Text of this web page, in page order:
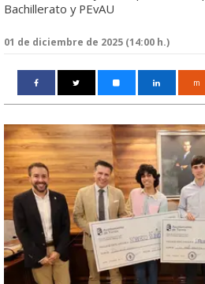
Bachillerato y PEvAU
01 de diciembre de 2025 (14:00 h.)
m